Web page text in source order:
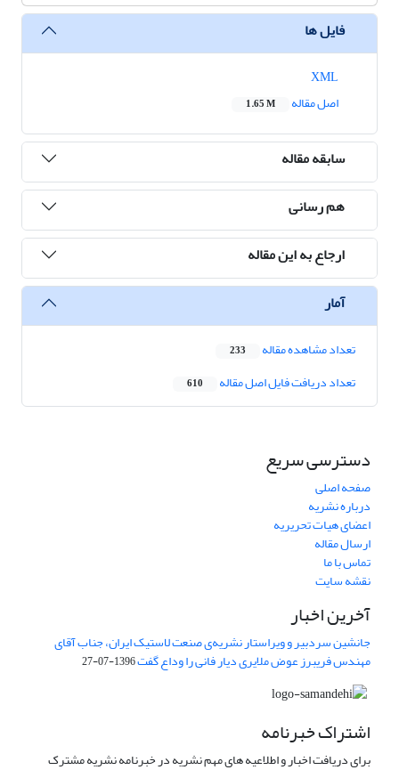
فایل ها
اصل مقاله
1.65 M
سابقه مقاله
هم رسانی
ارجاع به این مقاله
آمار
تعداد مشاهده مقاله 233
تعداد دریافت فایل اصل مقاله 610
دسترسی سریع
صفحه اصلی
درباره نشریه
اعضای هیات تحریریه
ارسال مقاله
تماس با ما
نقشه سایت
آخرین اخبار
جانشین سردبیر و ویراستار نشریه‌ی صنعت لاستیک ایران، جناب آقای
مهندس فریبرز عوض ملایری دیار فانی را وداع گفت1396-07-27
اشتراک خبرنامه
برای دریافت اخبار و اطلاعیه های مهم نشریه در خبرنامه نشریه مشترک